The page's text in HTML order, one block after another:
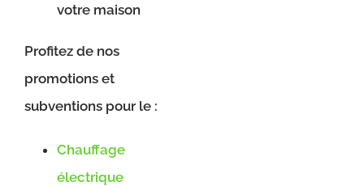
votre maison
Profitez de nos
promotions et
subventions pour le :
Chauffage
électrique